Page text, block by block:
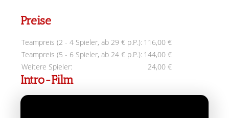
Preise
Teampreis (2 - 4 Spieler, ab 29 € p.P.): 116,00 €
Teampreis (5 - 6 Spieler, ab 24 € p.P.): 144,00 €
Weitere Spieler:
24,00 €
Intro-Film